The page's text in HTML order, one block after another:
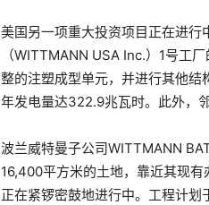
美国另一项重大投资项目正在进
（WITTMANN USA Inc.）1号工
整的注塑成型单元，并进行其他结
年发电量达322.9兆瓦时。此外，
波兰威特曼子公司WITTMANN
16,400平方米的土地，靠近其现
正在紧锣密鼓地进行中。工程计